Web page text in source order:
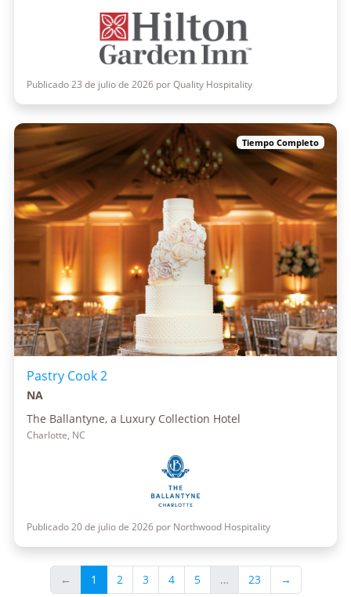
Publicado 23 de julio de 2026 por Quality Hospitality
Tiempo Completo
Pastry Cook 2
NA
The Ballantyne, a Luxury Collection Hotel
Charlotte, NC
Publicado 20 de julio de 2026 por Northwood Hospitality
← 1 2 3 4 5 … 23 →